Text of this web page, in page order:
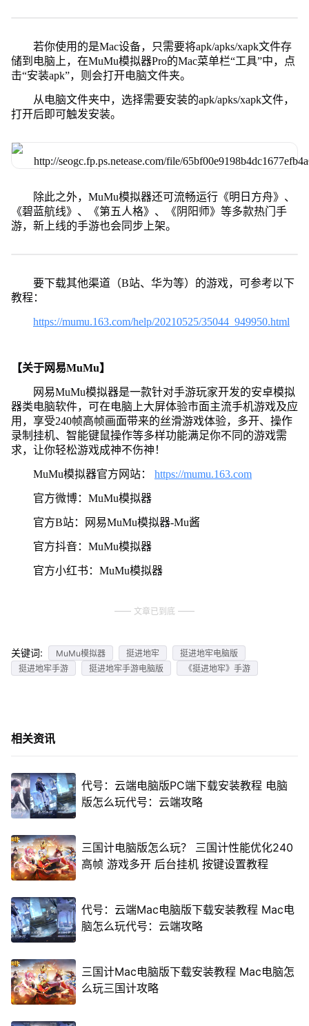
若你使用的是Mac设备，只需要将apk/apks/xapk文件存
储到电脑上，在MuMu模拟器Pro的Mac菜单栏“工具”中，点
击“安装apk”，则会打开电脑文件夹。
从电脑文件夹中，选择需要安装的apk/apks/xapk文件，
打开后即可触发安装。
除此之外，MuMu模拟器还可流畅运行《明日方舟》、
《碧蓝航线》、《第五人格》、《阴阳师》等多款热门手
游，新上线的手游也会同步上架。
要下载其他渠道（B站、华为等）的游戏，可参考以下
教程：
https://mumu.163.com/help/20210525/35044_949950.html
【关于网易MuMu】
网易MuMu模拟器是一款针对手游玩家开发的安卓模拟
器类电脑软件，可在电脑上大屏体验市面主流手机游戏及应
用，享受240帧高帧画面带来的丝滑游戏体验，多开、操作
录制挂机、智能键鼠操作等多样功能满足你不同的游戏需
求，让你轻松游戏成神不伤神！
MuMu模拟器官方网站： https://mumu.163.com
官方微博：MuMu模拟器
官方B站：网易MuMu模拟器-Mu酱
官方抖音：MuMu模拟器
官方小红书：MuMu模拟器
文章已到底
关键词: MuMu模拟器 挺进地牢
挺进地牢电脑版
挺进地牢手游
挺进地牢手游电脑版 《挺进地牢》手游
相关资讯
代号：云端电脑版PC端下载安装教程 电脑
版怎么玩代号：云端攻略
三国计电脑版怎么玩？ 三国计性能优化240
高帧 游戏多开 后台挂机 按键设置教程
代号：云端Mac电脑版下载安装教程 Mac电
脑怎么玩代号：云端攻略
三国计Mac电脑版下载安装教程 Mac电脑怎
么玩三国计攻略